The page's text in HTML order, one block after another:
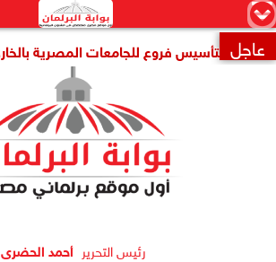
×


 عاجل
لتأسيس فروع للجامعات المصرية بالخارج
رئيس التحرير أحمد الحضرى